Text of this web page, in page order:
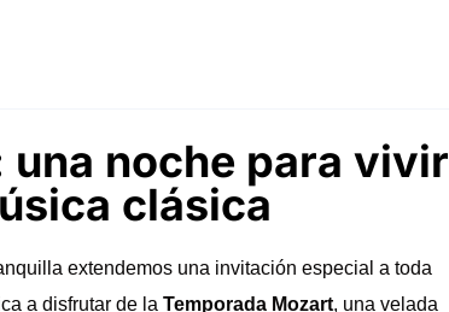
noche para vivir
clásica
extendemos una invitación especial a toda
a disfrutar de la Temporada Mozart, una velada